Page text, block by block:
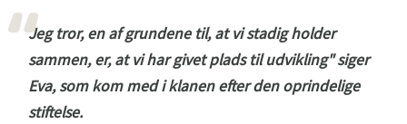
Jeg tror, en af grundene til, at vi stadig holder
sammen, er, at vi har givet plads til udvikling" siger
Eva, som kom med i klanen efter den oprindelige
stiftelse.